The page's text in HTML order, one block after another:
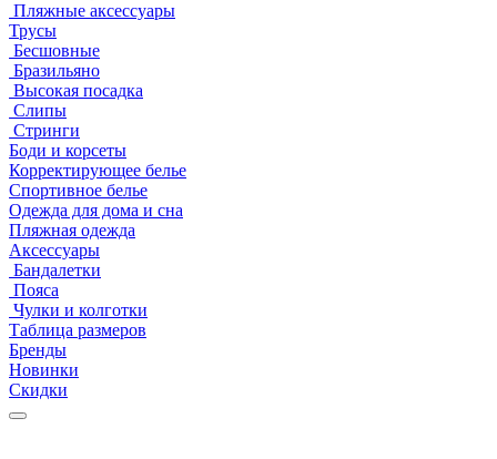
Пляжные аксессуары
Трусы
Бесшовные
Бразильяно
Высокая посадка
Слипы
Стринги
Боди и корсеты
Корректирующее белье
Спортивное белье
Одежда для дома и сна
Пляжная одежда
Аксессуары
Бандалетки
Пояса
Чулки и колготки
Таблица размеров
Бренды
Новинки
Скидки